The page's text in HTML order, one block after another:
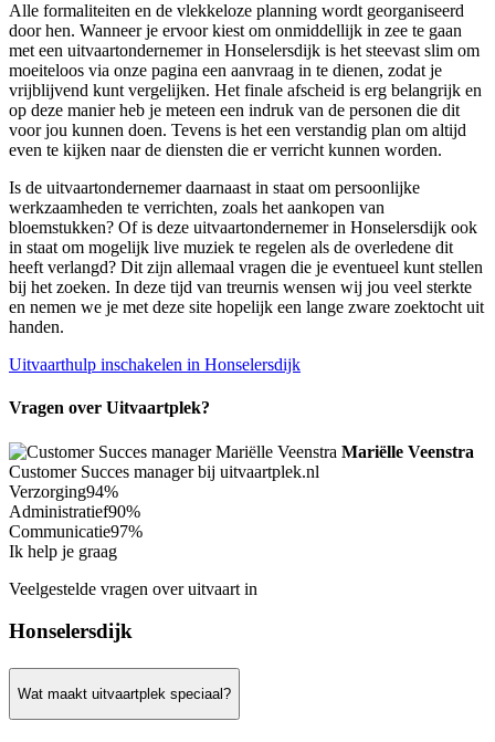
Alle formaliteiten en de vlekkeloze planning wordt georganiseerd
door hen. Wanneer je ervoor kiest om onmiddellijk in zee te gaan
met een uitvaartondernemer in Honselersdijk is het steevast slim om
moeiteloos via onze pagina een aanvraag in te dienen, zodat je
vrijblijvend kunt vergelijken. Het finale afscheid is erg belangrijk en
op deze manier heb je meteen een indruk van de personen die dit
voor jou kunnen doen. Tevens is het een verstandig plan om altijd
even te kijken naar de diensten die er verricht kunnen worden.
Is de uitvaartondernemer daarnaast in staat om persoonlijke
werkzaamheden te verrichten, zoals het aankopen van
bloemstukken? Of is deze uitvaartondernemer in Honselersdijk ook
in staat om mogelijk live muziek te regelen als de overledene dit
heeft verlangd? Dit zijn allemaal vragen die je eventueel kunt stellen
bij het zoeken. In deze tijd van treurnis wensen wij jou veel sterkte
en nemen we je met deze site hopelijk een lange zware zoektocht uit
handen.
Uitvaarthulp inschakelen in Honselersdijk
Vragen over Uitvaartplek?
Mariëlle Veenstra
Customer Succes manager bij uitvaartplek.nl
Verzorging94%
Administratief90%
Communicatie97%
Ik help je graag
Veelgestelde vragen over uitvaart in
Honselersdijk
Wat maakt uitvaartplek speciaal?